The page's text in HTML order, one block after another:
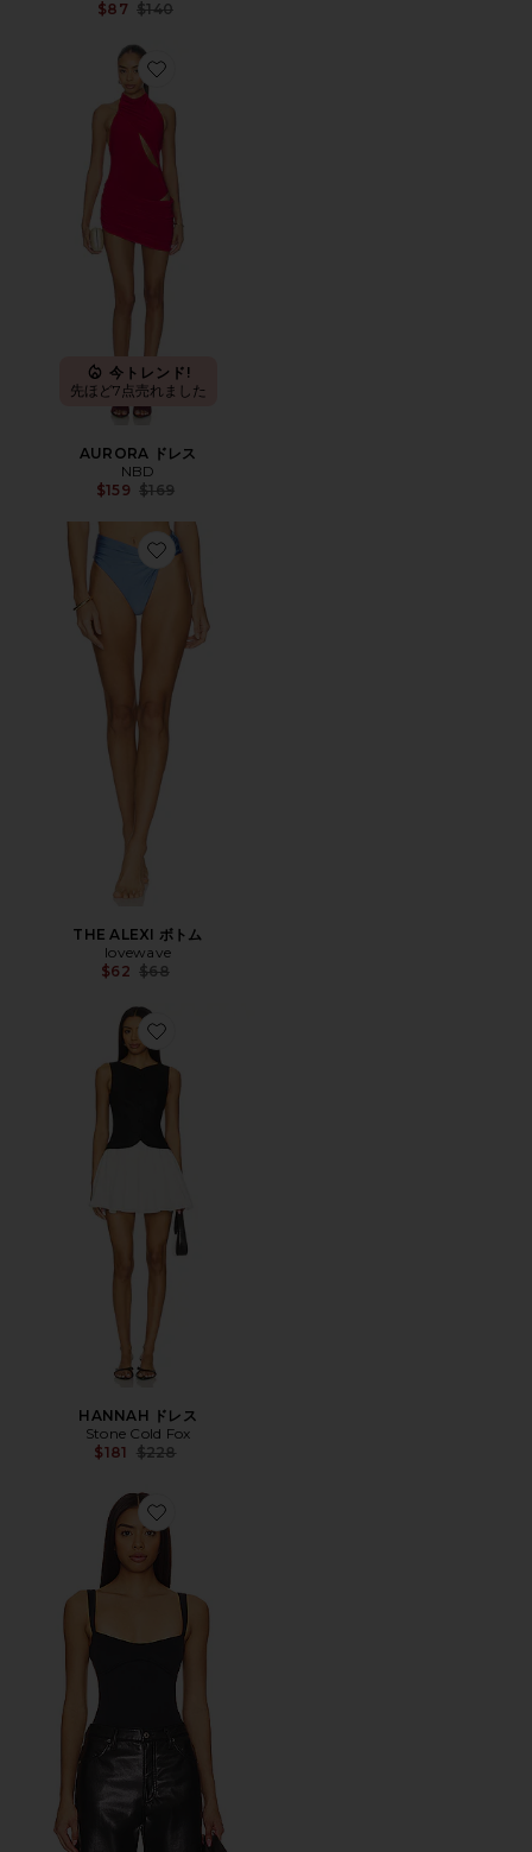
$87 Previous price:
$140
Favorite AURORA ドレス
今トレンド!
先ほど7点売れました
AURORA ドレス
NBD
$159 Previous price:
$169
Favorite THE ALEXI ボトム
THE ALEXI ボトム
lovewave
$62 Previous price:
$68
Favorite HANNAH ドレス
HANNAH ドレス
Stone Cold Fox
$181 Previous price:
$228
Favorite スキューバタンクボディ